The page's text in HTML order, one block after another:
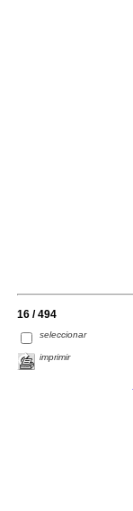
16 / 494
seleccionar
imprimir